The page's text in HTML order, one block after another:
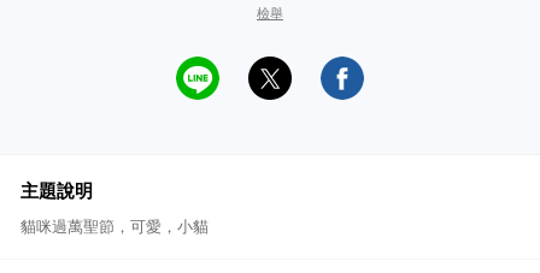
檢舉
主題說明
貓咪過萬聖節，可愛，小貓